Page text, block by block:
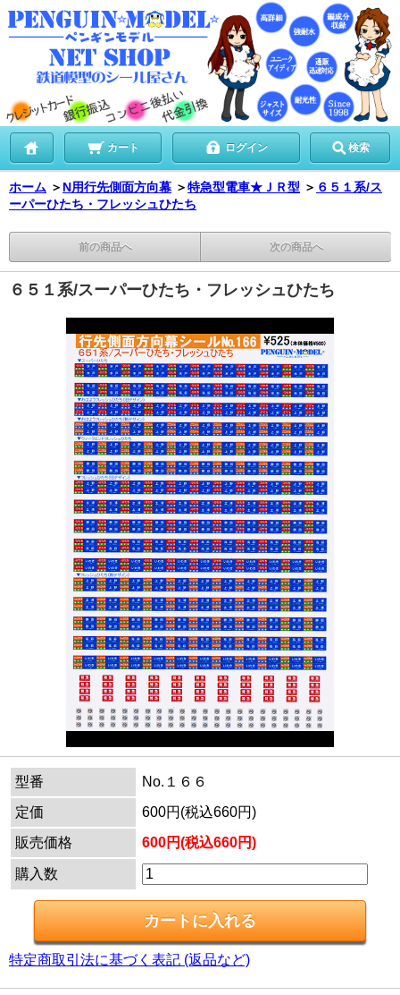
カート ログイン 検索
ホーム ＞ N用行先側面方向幕 ＞特急型電車★ＪＲ型 ＞ ６５１系/ス
ーパーひたち・フレッシュひたち
前の商品へ 次の商品へ
６５１系/スーパーひたち・フレッシュひたち
型番
No.１６６
定価
600円(税込660円)
販売価格
600円(税込660円)
購入数
特定商取引法に基づく表記 (返品など)